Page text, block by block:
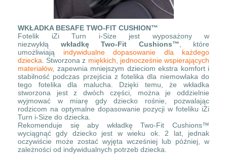
WKŁADKA BESAFE TWO-FIT CUSHION™
Fotelik iZi Turn i-Size jest wyposażony w
niezwykłą wkładkę Two-Fit Cushions™ , które
umożliwiają indywidualne dopasowanie dla każdego
dziecka . Stworzona z miękkich, jednocześnie wspierających
materiałów, zapewnia mniejszym dzieciom ekstra komfort i
stabilność podczas przejścia z fotelika dla niemowlaka do
tego fotelika dla malucha. Dzięki temu, że wkładka
stworzona jest z dwóch części, można je oddzielnie
wyjmować w miarę gdy dziecko rośnie, pozwalając
rodzicom na optymalne dopasowanie pozycji w foteliku iZi
Turn i-Size do dziecka.
Rekomenduje się aby wkładkę Two-Fit Cushions™
wyciągnąć gdy dziecko jest w wieku ok. 2 lat, jednak
oczywiście może zostać wyjęta wcześniej lub później, w
zależności od indywidualnych potrzeb dziecka.